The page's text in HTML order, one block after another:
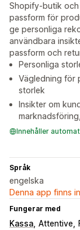
Shopify-butik
passform för
ge personliga
användbara
passform och
Personliga
Vägledning för
storlek
Insikter om
Innehåller
Språk
engelska
Denna app finns
Fungerar med
Kassa Attentive